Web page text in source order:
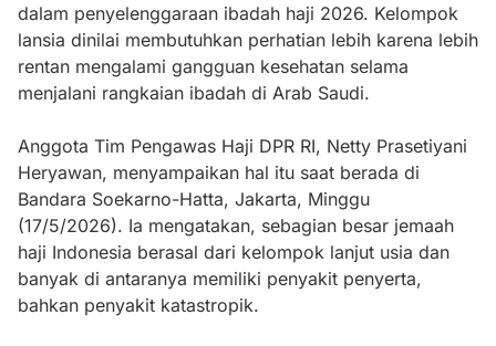
dalam penyelenggaraan ibadah haji 2026. Kelompok
lansia dinilai membutuhkan perhatian lebih karena lebih
rentan mengalami gangguan kesehatan selama
menjalani rangkaian ibadah di Arab Saudi.
Anggota Tim Pengawas Haji DPR RI, Netty Prasetiyani
Heryawan, menyampaikan hal itu saat berada di
Bandara Soekarno-Hatta, Jakarta, Minggu
(17/5/2026). Ia mengatakan, sebagian besar jemaah
haji Indonesia berasal dari kelompok lanjut usia dan
banyak di antaranya memiliki penyakit penyerta,
bahkan penyakit katastropik.